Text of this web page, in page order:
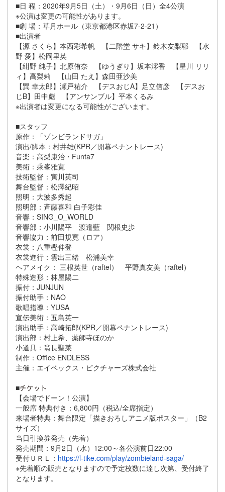
■日 程：2020年9月5日（土）・9月6日（日）全4公演
※公演は変更の可能性があります。
■劇 場：草月ホール（東京都港区赤坂7-2-21）
■出演者
【源 さくら】本西彩希帆 【二階堂 サキ】鈴木友梨耶 【水
野 愛】松岡里英
【紺野 純子】北原侑奈 【ゆうぎり】坂本澪香 【星川 リリ
ィ】高梨莉 【山田 たえ】森田亜沙美
【巽 幸太郎】瀬戸祐介 【デスおじA】足立信彦 【デスお
じB】田中彪 【アンサンブル】平本くるみ
※出演者は変更になる可能性がございます。
■スタッフ
原作：「ゾンビランドサガ」
演出/脚本：村井雄(KPR／開幕ペナントレース)
音楽：高梨康治・Funta7
美術：乘峯雅寛
技術監督：寅川英司
舞台監督：松澤紀昭
照明：大波多秀起
照明部：斉藤喜和 白子彩佳
音響：SING_O_WORLD
音響部：小川陽平 渡邉藍 関根史歩
音響協力：前田規寛（ロア）
衣裳：八重樫伸登
衣裳進行：雲出三緒 松浦美幸
ヘアメイク： 三根英世（raftel） 平野真友美（raftel）
特殊造形：林屋陽二
振付：JUNJUN
振付助手：NAO
歌唱指導：YUSA
宣伝美術：五島英一
演出助手：高崎拓郎(KPR／開幕ペナントレース)
演出部：村上希、薬師寺ほのか
小道具：翁長聖菜
制作：Office ENDLESS
主催：エイベックス・ピクチャーズ株式会社
■
【会場でドーン！公演】
一般席 特典付き：6,800円（税込/全席指定）
来場者特典：舞台限定「描きおろしアニメ版ポスター」（B2
サイズ）
当日引換券発売（先着）
発売期間：9月2日（水）12:00～各公演前日22:00
受付ＵＲＬ： https://l-tike.com/play/zombieland-saga/
※先着順の販売となりますので予定枚数に達し次第、受付終了
となります。